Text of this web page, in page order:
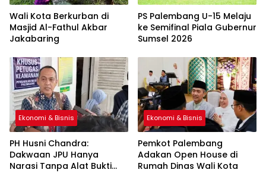
Wali Kota Berkurban di
Masjid Al-Fathul Akbar
Jakabaring
PS Palembang U-15 Melaju
ke Semifinal Piala Gubernur
Sumsel 2026
Ekonomi & Bisnis
PH Husni Chandra:
Dakwaan JPU Hanya
Narasi Tanpa Alat Bukti
Ekonomi & Bisnis
Pemkot Palembang
Adakan Open House di
Rumah Dinas Wali Kota